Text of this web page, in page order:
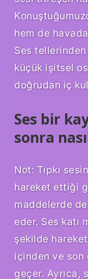
hem de
Ses
küçük işitsel
doğrudan iç
Ses bir
sonra
Not: Tıpkı
hareket ettiği
maddelerde
eder. Ses katı
şekilde hareket
içinden ve son
geçer. Ayrıca,